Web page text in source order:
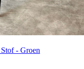
- Groen